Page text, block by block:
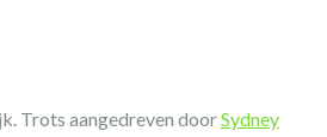
Trots aangedreven doorSydney